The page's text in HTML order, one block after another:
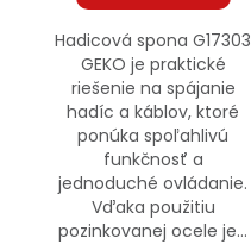
Hadicová spona G17303
GEKO je praktické
riešenie na spájanie
hadíc a káblov, ktoré
ponúka spoľahlivú
funkčnosť a
jednoduché ovládanie.
Vďaka použitiu
pozinkovanej ocele je...